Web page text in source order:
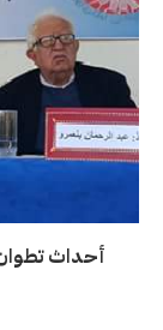
أحداث